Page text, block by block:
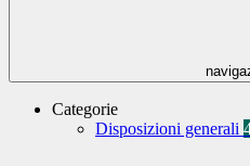
Categorie
Disposizioni generali